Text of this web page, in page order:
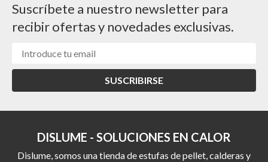
Suscríbete a nuestro newsletter para
recibir ofertas y novedades exclusivas.
SUSCRIBIRSE
DISLUME - SOLUCIONES EN CALOR
Dislume, somos una tienda de estufas de pellet, calderas y